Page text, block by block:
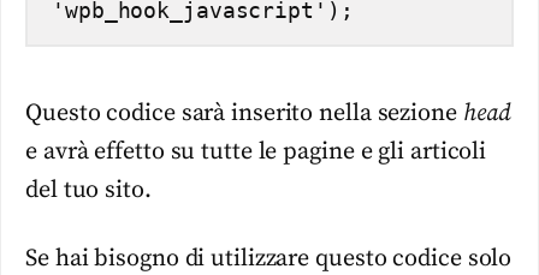
'wpb_hook_javascript');
Questo codice sarà inserito nella sezione head
e avrà effetto su tutte le pagine e gli articoli
del tuo sito.
Se hai bisogno di utilizzare questo codice solo